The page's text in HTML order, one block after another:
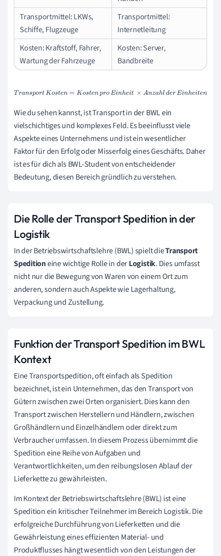
Transportmittel: LKWs,
Schiffe, Flugzeuge
Transportmittel:
Internetleitung
Kosten: Kraftstoff, Fahrer,
Wartung der Fahrzeuge
Kosten: Server,
Bandbreite
TransportKosten=KostenproEinheit ×A nzahlderEinheiten
Wie du sehen kannst, ist Transport in der BWL ein
vielschichtiges und komplexes Feld. Es beeinflusst viele
Aspekte eines Unternehmens und ist ein wesentlicher
Faktor für den Erfolg oder Misserfolg eines Geschäfts. Daher
ist es für dich als BWL-Student von entscheidender
Bedeutung, diesen Bereich gründlich zu verstehen.
Die Rolle der Transport Spedition in der
Logistik
In der Betriebswirtschaftslehre (BWL) spielt dieTransport
Speditioneine wichtige Rolle in derLogistik. Dies umfasst
nicht nur die Bewegung von Waren von einem Ort zum
anderen, sondern auch Aspekte wie Lagerhaltung,
Verpackung und Zustellung.
Funktion der Transport Spedition im BWL
Kontext
Eine Transportspedition, oft einfach als Spedition
bezeichnet, ist ein Unternehmen, das den Transport von
Gütern zwischen zwei Orten organisiert. Dies kann den
Transport zwischen Herstellern und Händlern, zwischen
Großhändlern und Einzelhändlern oder direkt zum
Verbraucher umfassen. In diesem Prozess übernimmt die
Spedition eine Reihe von Aufgaben und
Verantwortlichkeiten, um den reibungslosen Ablauf der
Lieferkette zu gewährleisten.
Im Kontext der Betriebswirtschaftslehre (BWL) ist eine
Spedition ein kritischer Teilnehmer im Bereich Logistik. Die
erfolgreiche Durchführung von Lieferketten und die
Gewährleistung eines effizienten Material- und
Produktflusses hängt wesentlich von den Leistungen der